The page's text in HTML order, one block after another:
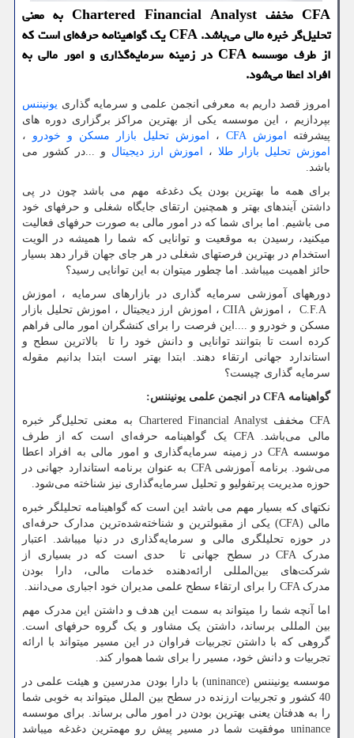
CFA مخفف Chartered Financial Analyst به معنی
تحلیل‌گر خبره مالی می‌باشد. CFA یك گواهینامه حرفه‌ا‌‌ی است كه
از طرف موسسه CFA در زمینه سرمایه‌گذاری و امور مالی به
افراد اعطا می‌شود.
امروز قصد داریم به معرفی انجمن علمی و سرمایه گذاری یونیننس
بپردازیم ، این موسسه یکی از بهترین مراکز برگزاری دوره های
پیشرفته
اموزش CFA ، اموزش تحلیل بازار مسکن و خودرو ،
اموزش تحلیل بازار طلا ، اموزش ارز دیجیتال و ...در کشور می
باشد.
برای همه ما بهترین بودن یک دغدغه مهم می باشد چون در پی
داشتن آینده­ای بهتر و همچنین ارتقای جایگاه شغلی و حرفه­ای خود
می باشیم. اما برای شما که در امور مالی به صورت حرفه­ای فعالیت
می­کنید، رسیدن به موقعیت و توانایی که شما را همیشه در الویت
استخدام در بهترین فرصت­های شغلی در هر جای جهان قرار دهد بسیار
حائز اهمیت می­باشد. اما چطور می­توان به این توانایی رسید؟
دوره­های آموزشی سرمایه گذاری در بازارهای سرمایه ، اموزش
C.F.A ، اموزشCIIA ، اموزش ارز دیجیتال ، اموزش تحلیل بازار
مسکن و خودرو و ....این فرصت را برای کنشگران امور مالی فراهم
کرده است تا بتوانند توانایی و دانش خود را تا بالاترین سطح و
استاندارد جهانی ارتقاء دهند. ابتدا بهتر است ابتدا بدانیم مقوله
سرمایه گذاری چیست؟
گواهینامه CFA در انجمن علمی یونیننس:
CFA مخففChartered Financial Analyst به معنی تحلیل‌گر خبره
مالی می‌باشد.CFA یک گواهینامه حرفه‌ا‌‌ی است که از طرف
موسسهCFA در زمینه سرمایه‌گذاری و امور مالی به افراد اعطا
می‌شود. برنامه آموزشی CFA به عنوان برنامه استاندارد جهانی در
حوزه مدیریت پرتفولیو و تحلیل سرمایه‌گذاری نیز شناخته می‌شود.
نکته­ای که بسیار مهم می باشد این است که گواهینامه تحلیلگر خبره
مالی (CFA) یکی از مقبولترین و شناخته‌شده‌ترین مدارک حرفه‌ای
در حوزه تحلیل­گری مالی و سرمایه‌گذاری در دنیا می­باشد. اعتبار
مدرک CFAدر سطح جهانی تا حدی است که در بسیاری از
شرکت‌های بین‌المللی ارائه‌دهنده خدمات مالی، دارا بودن
مدرک CFA را برای ارتقاء سطح علمی مدیران خود اجباری می‌دانند.
اما آنچه شما را می­تواند به سمت این هدف و داشتن این مدرک مهم
بین المللی برساند، داشتن یک مشاور و یک گروه حرفه­ای است.
گروهی که با داشتن تجربیات فراوان در این مسیر می­تواند با ارائه
تجربیات و دانش خود، مسیر را برای شما هموار کند.
موسسه یونیننس (uninance) با دارا بودن مدرسین و هیئت علمی در
40 کشور و تجربیات ارزنده در سطح بین الملل می­تواند به خوبی شما
را به هدفتان یعنی بهترین بودن در امور مالی برساند. برای موسسه
uninance موفقیت شما در مسیر پیش رو مهم­ترین دغدغه می­باشد